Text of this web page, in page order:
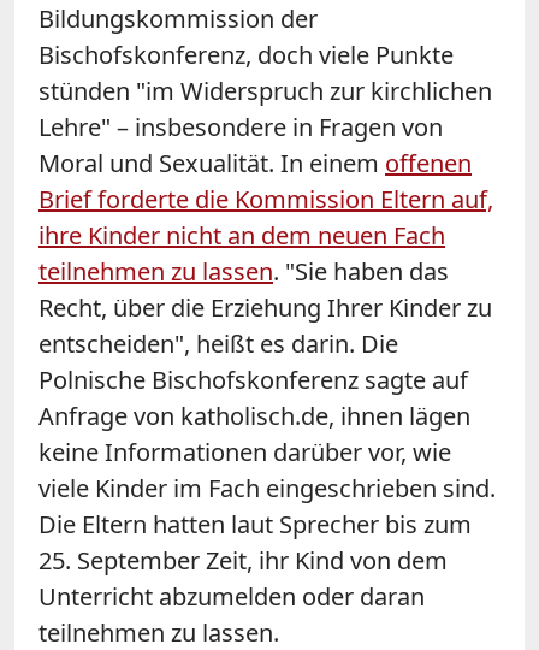
Bildungskommission der
Bischofskonferenz, doch viele Punkte
stünden "im Widerspruch zur kirchlichen
Lehre" – insbesondere in Fragen von
Moral und Sexualität. In einem offenen
Brief forderte die Kommission Eltern auf,
ihre Kinder nicht an dem neuen Fach
teilnehmen zu lassen. "Sie haben das
Recht, über die Erziehung Ihrer Kinder zu
entscheiden", heißt es darin. Die
Polnische Bischofskonferenz sagte auf
Anfrage von katholisch.de, ihnen lägen
keine Informationen darüber vor, wie
viele Kinder im Fach eingeschrieben sind.
Die Eltern hatten laut Sprecher bis zum
25. September Zeit, ihr Kind von dem
Unterricht abzumelden oder daran
teilnehmen zu lassen.